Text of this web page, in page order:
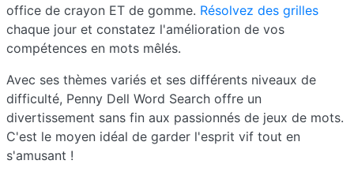
office de crayon ET de gomme. Résolvez des grilles
chaque jour et constatez l'amélioration de vos
compétences en mots mêlés.
Avec ses thèmes variés et ses différents niveaux de
difficulté, Penny Dell Word Search offre un
divertissement sans fin aux passionnés de jeux de mots.
C'est le moyen idéal de garder l'esprit vif tout en
s'amusant !